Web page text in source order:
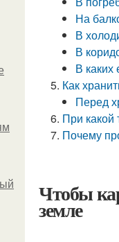
На
В
В
В каких
Как
Перед
При какой
Почему
Чтобы
земле